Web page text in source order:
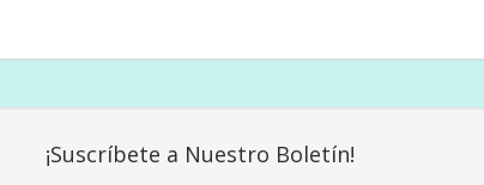
¡Suscríbete a Nuestro Boletín!